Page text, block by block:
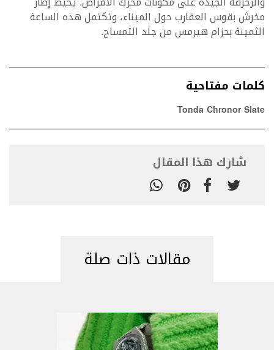
مخرش بقوس العقارب حول الميناء، وتكتمل هذه الساعة
الثمينة بحزام هيرمس من جلد التمساح.
كلمات مفتاحية
Tonda Chronor Slate
شارك هذا المقال
مقالات ذات صلة